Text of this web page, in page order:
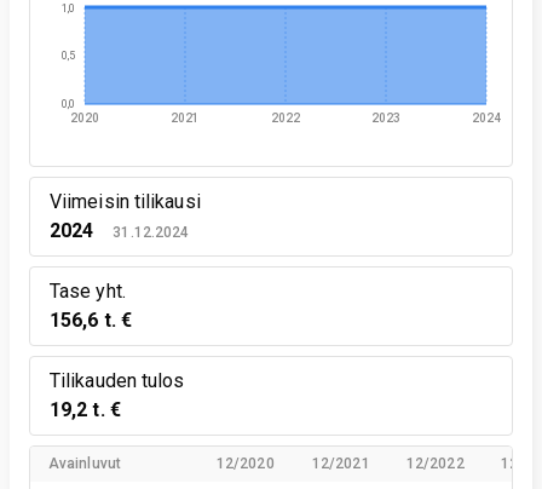
2020 2021 2022 2023 2024
0,0
0,5
1,0
Viimeisin tilikausi
2024
31.12.2024
Tase yht.
156,6 t. €
Tilikauden tulos
19,2 t. €
Avainluvut 12/2020 12/2021 12/2022 12/